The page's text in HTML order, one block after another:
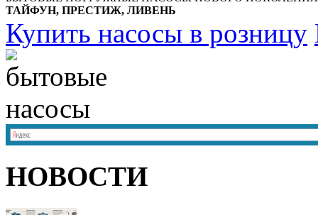
ТАЙФУН, ПРЕСТИЖ, ЛИВЕНЬ
Купить насосы в розницу
НОВОСТИ